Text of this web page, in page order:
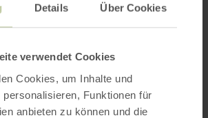
Details Über Cookies
verwendet Cookies
Cookies, um Inhalte und
personalisieren, Funktionen für
anbieten zu können und die
(Kleingruppe bis 8